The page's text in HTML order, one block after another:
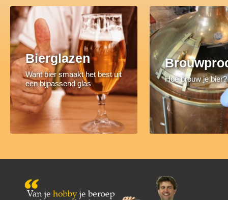
Bierglazen
Want bier smaakt het best uit
een bijpassend glas
Hoe brouw je bier?